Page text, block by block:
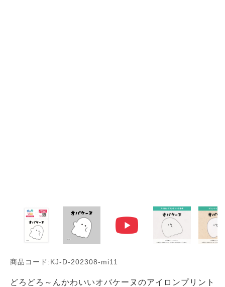
商品コード:KJ-D-202308-mi11
どろどろ～んかわいいオバケーヌのアイロンプリント